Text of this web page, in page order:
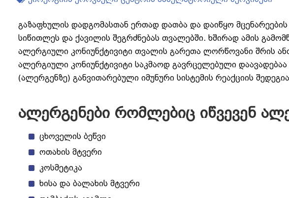
გაზაფხულის დადგომასთან ერთად დათბა და დაიწყო მცენარეების
სიწითლეს და ქავილის შეგრძნებას თვალებში. ხშირად ამის
ალერგიული კონიუნქტივიტი თვალის გარეთა ლორწოვანი შრის
ალერგიული კონიუნქტივიტი საკმაოდ გავრცელებული
(ალერგენზე) განვითარებული იმუნური სისტემის რეაქციის
ალერგენები რომლებიც იწვევენ
ცხოველის ბეწვი
ოთახის მტვერი
კოსმეტიკა
ხისა და ბალახის მტვერი